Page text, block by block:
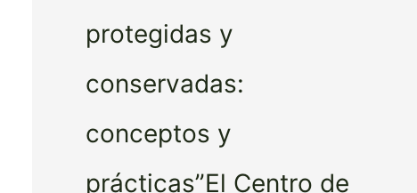
protegidas y
conservadas:
conceptos y
prácticas”El Centro de